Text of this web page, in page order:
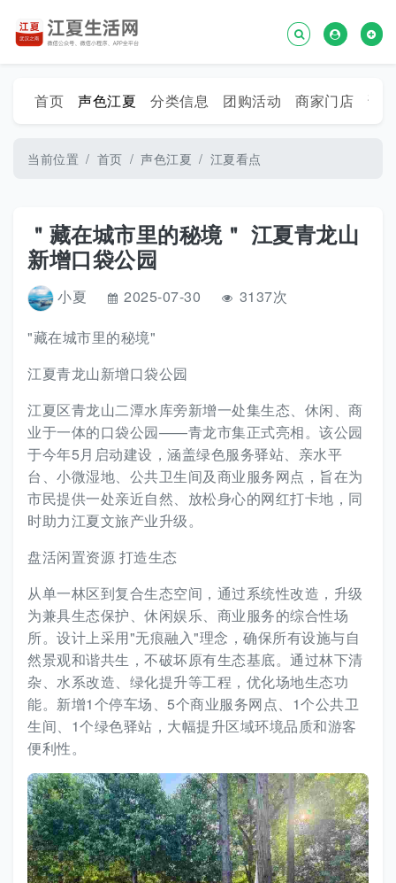
首页 声色江夏 分类信息 团购活动 商家门店 话
当前位置 首页 声色江夏 江夏看点
＂藏在城市里的秘境＂ 江夏青龙山
新增口袋公园
小夏 2025-07-30
3137次
"藏在城市里的秘境"
江夏青龙山新增口袋公园
江夏区青龙山二潭水库旁新增一处集生态、休闲、商
业于一体的口袋公园——青龙市集正式亮相。该公园
于今年5月启动建设，涵盖绿色服务驿站、亲水平
台、小微湿地、公共卫生间及商业服务网点，旨在为
市民提供一处亲近自然、放松身心的网红打卡地，同
时助力江夏文旅产业升级。
盘活闲置资源 打造生态
从单一林区到复合生态空间‌，通过系统性改造，升级
为兼具‌生态保护、休闲娱乐、商业服务‌的综合性场
所。设计上采用‌"无痕融入"理念‌，确保所有设施与自
然景观和谐共生，不破坏原有生态基底。通过‌林下清
杂、水系改造、绿化提升‌等工程，优化场地生态功
能。新增‌1个停车场、5个商业服务网点、1个公共卫
生间、1个绿色驿站‌，大幅提升区域环境品质和游客
便利性。